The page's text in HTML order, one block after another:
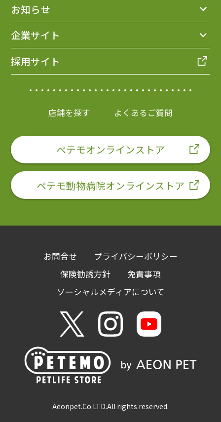
お知らせ
企業サイト
採用サイト
店舗を探す よくあるご質問
ペテモオンラインストア
ペテモ動物病院オンラインストア
お問合せ
プライバシーポリシー
保険勧誘方針
免責事項
ソーシャルメディアについて
Aeonpet.Co.LTD.All rights reserved.